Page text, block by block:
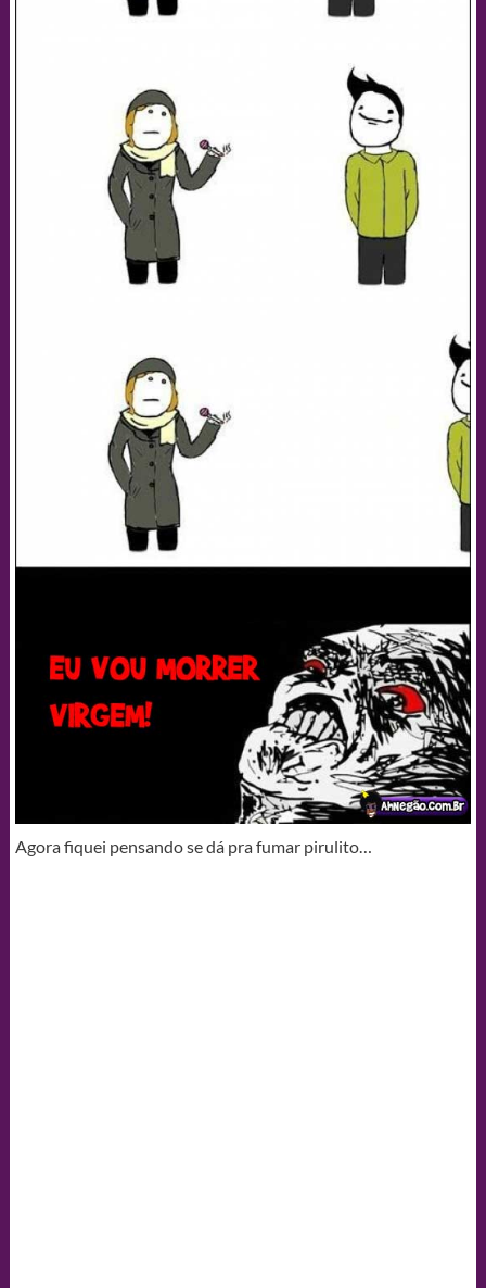
Agora fiquei pensando se dá pra fumar pirulito…